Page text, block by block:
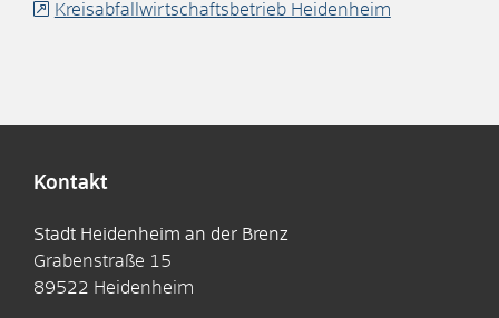
Kreisabfallwirtschaftsbetrieb Heidenheim
Kontakt
Stadt Heidenheim an der Brenz
Grabenstraße 15
89522 Heidenheim